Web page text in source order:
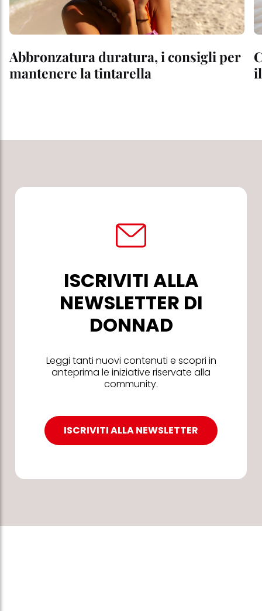
Abbronzatura duratura, i consigli per
mantenere la tintarella
ISCRIVITI ALLA
NEWSLETTER DI
DONNAD
Leggi tanti nuovi contenuti e scopri in
anteprima le iniziative riservate alla
community.
ISCRIVITI ALLA NEWSLETTER